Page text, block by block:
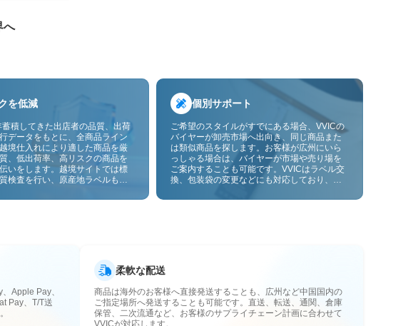
へ
を低減
積してきた出店者の品質、出荷
データをもとに、全商品ライン
境仕入れにより適した商品を厳
、低出荷率、高リスクの商品を
いをします。越境サイトでは標
検査を行い、原産地ラベルも貼
さらに抑えます。
個別サポート
ご希望のスタイルがすでにある場合、VVICの
バイヤーが卸売市場へ出向き、同じ商品また
は類似商品を探します。お客様が広州にいら
っしゃる場合は、バイヤーが市場や売り場を
ご案内することも可能です。VVICはラベル交
換、包装袋の変更などにも対応しており、今
にも対応予定です。仕入れをお客様のビジネ
Apple Pay、
Pay、T/T送
柔軟な配送
商品は海外のお客様へ直接発送することも、広州など中国国内の
ご指定場所へ発送することも可能です。直送、転送、通関、倉庫
保管、二次流通など、お客様のサプライチェーン計画に合わせて
VVICが対応します。